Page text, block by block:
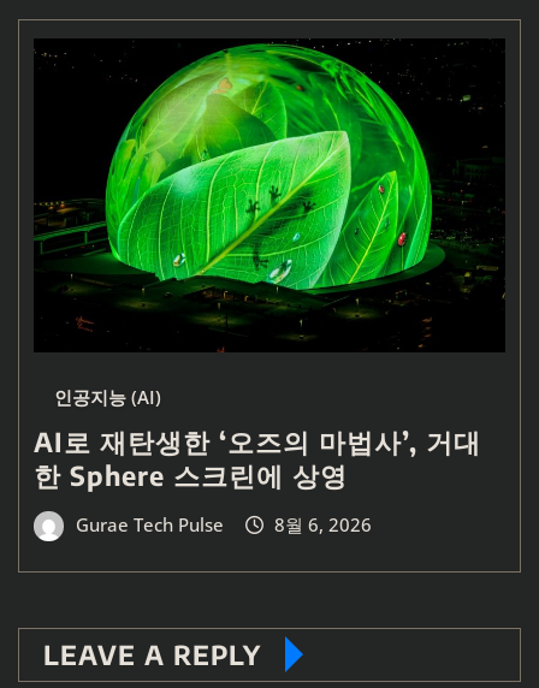
인공지능 (AI)
AI로 재탄생한 ‘오즈의 마법사’, 거대
한 Sphere 스크린에 상영
Gurae Tech Pulse 8월 6, 2026
LEAVE A REPLY